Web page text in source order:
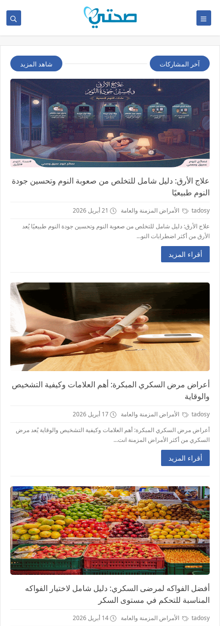
آخر المشاركات شاهد المزيد
علاج الأرق: دليل شامل للتخلص من صعوبة النوم وتحسين جودة
النوم طبيعيًا
tadosy الأمراض المزمنة والعامة
21 أبريل 2026
علاج الأرق: دليل شامل للتخلص من صعوبة النوم وتحسين جودة النوم طبيعيًا يُعد
الأرق من أكثر اضطرابات النو...
أقراء المزيد
أعراض مرض السكري المبكرة: أهم العلامات وكيفية التشخيص
والوقاية
tadosy الأمراض المزمنة والعامة
17 أبريل 2026
أعراض مرض السكري المبكرة: أهم العلامات وكيفية التشخيص والوقاية يُعد مرض
السكري من أكثر الأمراض المزمنة انت...
أقراء المزيد
أفضل الفواكه لمرضى السكري: دليل شامل لاختيار الفواكه
المناسبة للتحكم في مستوى السكر
tadosy الأمراض المزمنة والعامة
14 أبريل 2026